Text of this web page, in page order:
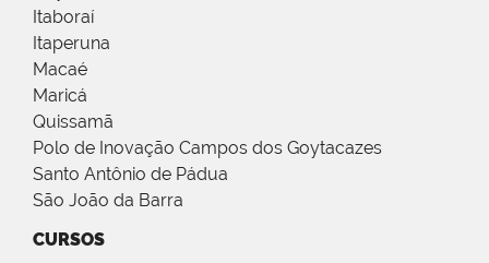
Itaboraí
Itaperuna
Macaé
Maricá
Quissamã
Polo de Inovação Campos dos Goytacazes
Santo Antônio de Pádua
São João da Barra
CURSOS